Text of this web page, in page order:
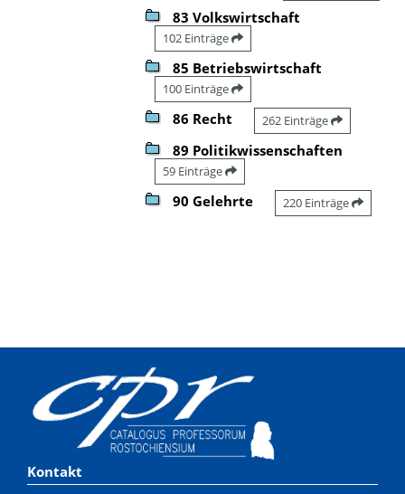
83 Volkswirtschaft
102 Einträge
85 Betriebswirtschaft
100 Einträge
86 Recht 262 Einträge
89 Politikwissenschaften
59 Einträge
90 Gelehrte 220 Einträge
Kontakt